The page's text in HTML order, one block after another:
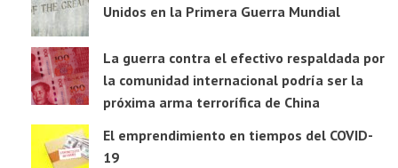
Unidos en la Primera Guerra Mundial
La guerra contra el efectivo respaldada por
la comunidad internacional podría ser la
próxima arma terrorífica de China
El emprendimiento en tiempos del COVID-
19